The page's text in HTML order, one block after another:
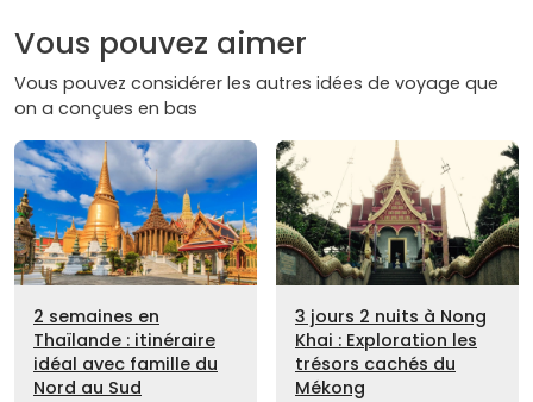
Vous pouvez aimer
Vous pouvez considérer les autres idées de voyage que
on a conçues en bas
2 semaines en
Thaïlande : itinéraire
idéal avec famille du
Nord au Sud
3 jours 2 nuits à Nong
Khai : Exploration les
trésors cachés du
Mékong